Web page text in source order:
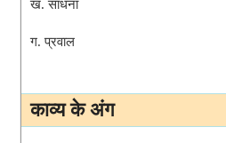
ख. साधना
ग. प्रवाल
काव्य के अंग